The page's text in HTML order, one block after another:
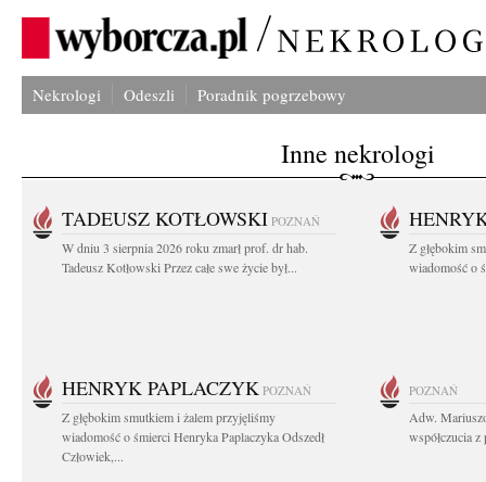
Nekrologi Odeszli Poradnik pogrzebowy
Inne nekrologi
TADEUSZ KOTŁOWSKI POZNAŃ
W dniu 3 sierpnia 2026 roku zmarł prof. dr hab.
Tadeusz Kotłowski Przez całe swe życie był...
Z głębokim
wiadomość o
HENRYK PAPLACZYK POZNAŃ
Z głębokim smutkiem i żalem przyjęliśmy
wiadomość o śmierci Henryka Paplaczyka Odszedł
Człowiek,...
POZNAŃ
Adw.
współczucia